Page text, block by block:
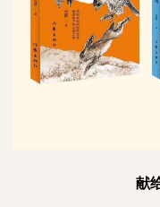
献